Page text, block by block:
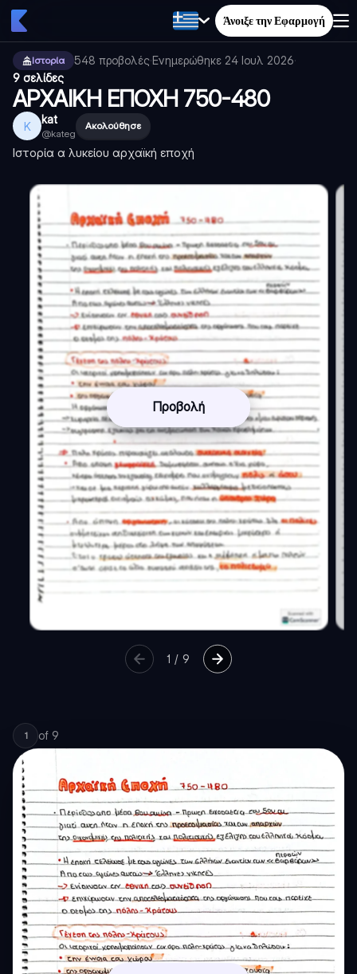
Άνοιξε την Εφαρμογή
Ιστορία 548 προβολές·Ενημερώθηκε 24 Ιουλ 2026·
9 σελίδες
ΑΡΧΑΙΚΗ ΕΠΟΧΗ 750-480
K kat
@kateg
Ακολούθησε
Ιστορία α λυκείου αρχαϊκή εποχή
Προβολή
1 /9
1 of 9